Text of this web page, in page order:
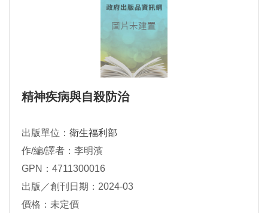
精神疾病與自殺防治
出版單位： 衛生福利部
作/編/譯者：李明濱
GPN：4711300016
出版／創刊日期：2024-03
價格：未定價